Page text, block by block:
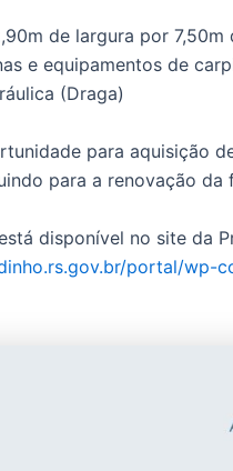
de largura por 7,50m
e equipamentos de
(Draga)
para aquisição
para a renovação
disponível no site da
portal/wp-